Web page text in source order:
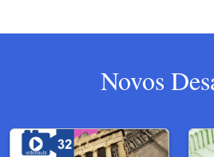
Novos